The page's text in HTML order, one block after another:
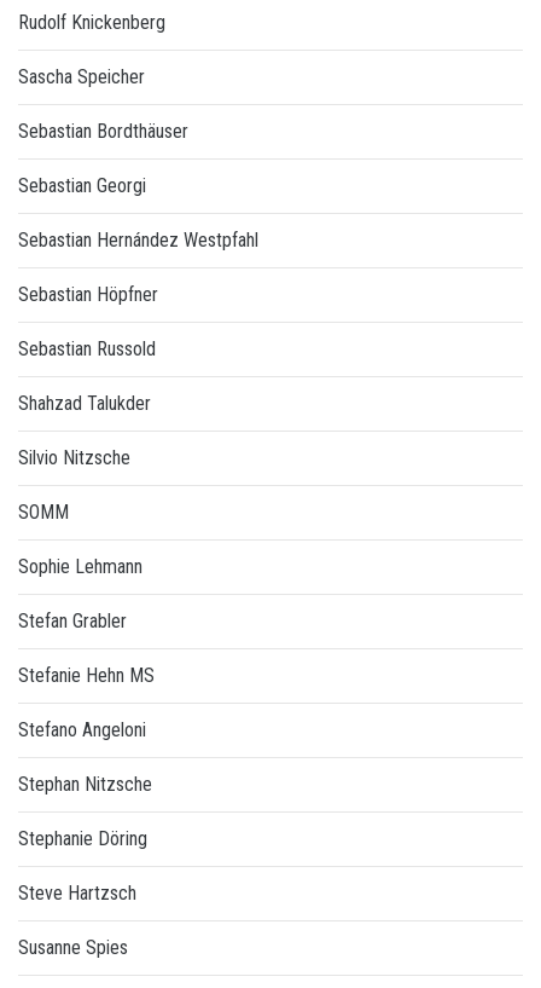
Rudolf Knickenberg
Sascha Speicher
Sebastian Bordthäuser
Sebastian Georgi
Sebastian Hernández Westpfahl
Sebastian Höpfner
Sebastian Russold
Shahzad Talukder
Silvio Nitzsche
SOMM
Sophie Lehmann
Stefan Grabler
Stefanie Hehn MS
Stefano Angeloni
Stephan Nitzsche
Stephanie Döring
Steve Hartzsch
Susanne Spies